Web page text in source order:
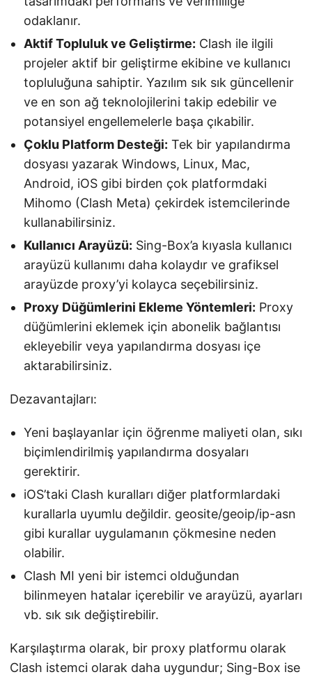
odaklanır.
Aktif Topluluk ve Geliştirme: Clash ile ilgili
projeler aktif bir geliştirme ekibine ve kullanıcı
topluluğuna sahiptir. Yazılım sık sık güncellenir
ve en son ağ teknolojilerini takip edebilir ve
potansiyel engellemelerle başa çıkabilir.
Çoklu Platform Desteği: Tek bir yapılandırma
dosyası yazarak Windows, Linux, Mac,
Android, iOS gibi birden çok platformdaki
Mihomo (Clash Meta) çekirdek istemcilerinde
kullanabilirsiniz.
Kullanıcı Arayüzü: Sing-Box’a kıyasla kullanıcı
arayüzü kullanımı daha kolaydır ve grafiksel
arayüzde proxy’yi kolayca seçebilirsiniz.
Proxy Düğümlerini Ekleme Yöntemleri: Proxy
düğümlerini eklemek için abonelik bağlantısı
ekleyebilir veya yapılandırma dosyası içe
aktarabilirsiniz.
Dezavantajları:
Yeni başlayanlar için öğrenme maliyeti olan, sıkı
biçimlendirilmiş yapılandırma dosyaları
gerektirir.
iOS’taki Clash kuralları diğer platformlardaki
kurallarla uyumlu değildir. geosite/geoip/ip-asn
gibi kurallar uygulamanın çökmesine neden
olabilir.
Clash MI yeni bir istemci olduğundan
bilinmeyen hatalar içerebilir ve arayüzü, ayarları
vb. sık sık değiştirebilir.
Karşılaştırma olarak, bir proxy platformu olarak
Clash istemci olarak daha uygundur; Sing-Box ise